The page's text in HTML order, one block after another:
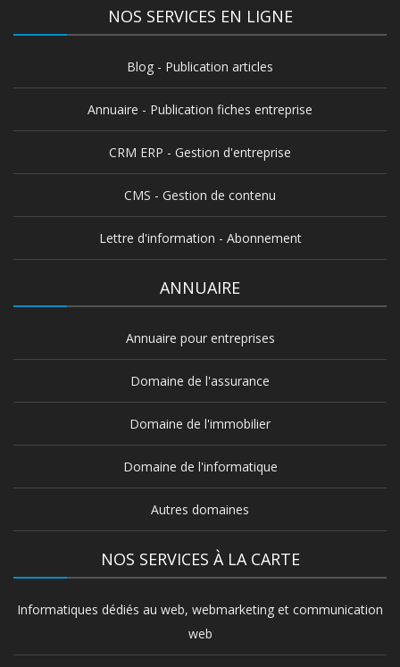
NOS SERVICES EN LIGNE
Blog - Publication articles
Annuaire - Publication fiches entreprise
CRM ERP - Gestion d'entreprise
CMS - Gestion de contenu
Lettre d'information - Abonnement
ANNUAIRE
Annuaire pour entreprises
Domaine de l'assurance
Domaine de l'immobilier
Domaine de l'informatique
Autres domaines
NOS SERVICES À LA CARTE
Informatiques dédiés au web, webmarketing et communication
web